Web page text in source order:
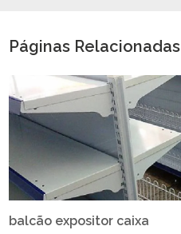
Páginas Relacionadas
balcão expositor caixa